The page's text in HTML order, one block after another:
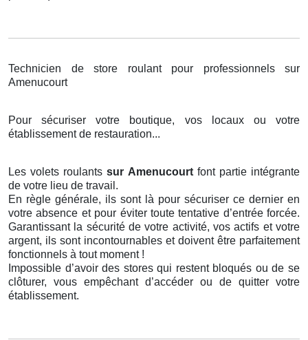
Technicien de store roulant pour professionnels sur
Amenucourt
Pour sécuriser votre boutique, vos locaux ou votre
établissement de restauration...
Les volets roulantssur Amenucourt font partie intégrante
de votre lieu de travail.
En règle générale, ils sont là pour sécuriser ce dernier en
votre absence et pour éviter toute tentative d’entrée forcée.
Garantissant la sécurité de votre activité, vos actifs et votre
argent, ils sont incontournables et doivent être parfaitement
fonctionnels à tout moment !
Impossible d’avoir des stores qui restent bloqués ou de se
clôturer, vous empêchant d’accéder ou de quitter votre
établissement.